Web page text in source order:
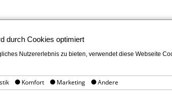
durch Cookies optimiert
Nutzererlebnis zu bieten, verwendet diese Webseite
Komfort Marketing Andere